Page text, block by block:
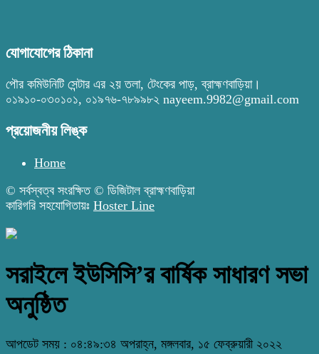
যোগাযোগের ঠিকানা
পৌর কমিউনিটি সেন্টার এর ২য় তলা, টেংকের পাড়, ব্রাহ্মণবাড়িয়া।
০১৯১০-০৩০১০১, ০১৯৭৬-৭৮৯৯৮২ nayeem.9982@gmail.com
প্রয়োজনীয় লিঙ্ক
Home
© সর্বস্বত্ব সংরক্ষিত © ডিজিটাল ব্রাহ্মণবাড়িয়া
কারিগরি সহযোগিতায়ঃ Hoster Line
সরাইলে ইউসিসি’র বার্ষিক সাধারণ সভা
অনুষ্ঠিত
আপডেট সময় : ০৪:৪৯:৩৪ অপরাহ্ন, মঙ্গলবার, ১৫ ফেব্রুয়ারী ২০২২